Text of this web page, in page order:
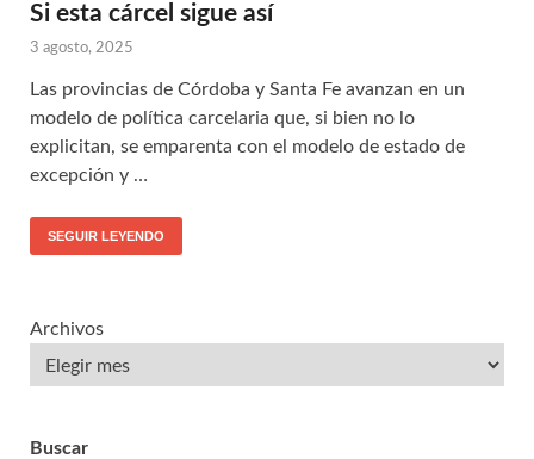
Si esta cárcel sigue así
3 agosto, 2025
Las provincias de Córdoba y Santa Fe avanzan en un
modelo de política carcelaria que, si bien no lo
explicitan, se emparenta con el modelo de estado de
excepción y …
SEGUIR LEYENDO
Archivos
Buscar